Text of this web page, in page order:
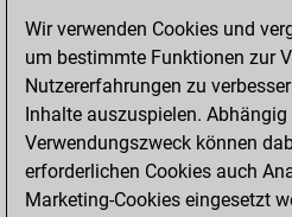
You
achieved a
of 1606
Dienstag,
2024
Wir verwenden Cookies und
um bestimmte Funktionen zur
Nutzererfahrungen zu
Inhalte auszuspielen. Abhängig
Verwendungszweck können
erforderlichen Cookies auch
Marketing-Cookies eingesetzt